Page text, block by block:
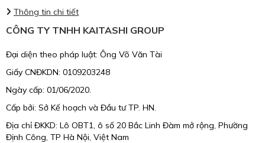
Thông tin chi tiết
CÔNG TY TNHH KAITASHI GROUP
Đại diện theo pháp luật: Ông Võ Văn Tài
Giấy CNĐKDN: 0109203248
Ngày cấp: 01/06/2020.
Cấp bởi: Sở Kế hoạch và Đầu tư TP. HN.
Địa chỉ ĐKKD: Lô OBT1, ô số 20 Bắc Linh Đàm mở rộng, Phường
Định Công, TP Hà Nội, Việt Nam